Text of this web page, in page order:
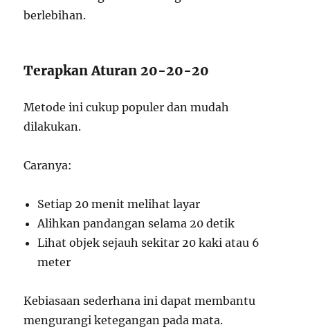
berlebihan.
Terapkan Aturan 20-20-20
Metode ini cukup populer dan mudah
dilakukan.
Caranya:
Setiap 20 menit melihat layar
Alihkan pandangan selama 20 detik
Lihat objek sejauh sekitar 20 kaki atau 6
meter
Kebiasaan sederhana ini dapat membantu
mengurangi ketegangan pada mata.